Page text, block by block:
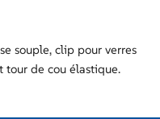
souple, clip pour verres
tour de cou élastique.